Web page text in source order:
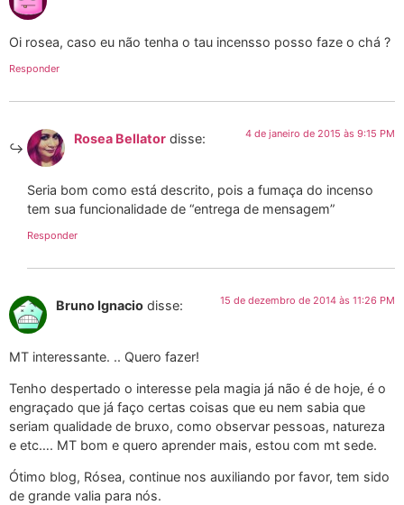
Oi rosea, caso eu não tenha o tau incensso posso faze o chá ?
Responder
Rosea Bellator disse: 4 de janeiro de 2015 às 9:15 PM
Seria bom como está descrito, pois a fumaça do incenso
tem sua funcionalidade de “entrega de mensagem”
Responder
Bruno Ignacio disse: 15 de dezembro de 2014 às 11:26 PM
MT interessante. .. Quero fazer!
Tenho despertado o interesse pela magia já não é de hoje, é o
engraçado que já faço certas coisas que eu nem sabia que
seriam qualidade de bruxo, como observar pessoas, natureza
e etc…. MT bom e quero aprender mais, estou com mt sede.
Ótimo blog, Rósea, continue nos auxiliando por favor, tem sido
de grande valia para nós.